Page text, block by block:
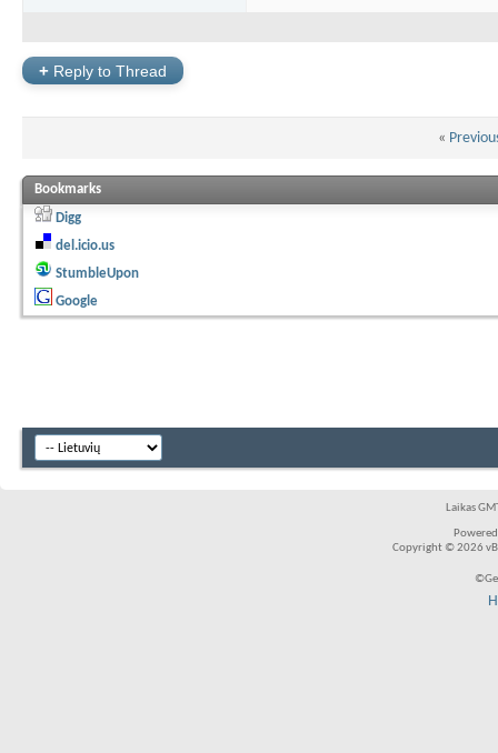
+ Reply to Thread
«
Bookmarks
Digg
del.icio.us
StumbleUpon
Google
Laikas
Copyright © 2026